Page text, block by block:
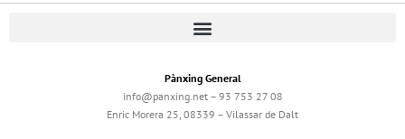
Pànxing General
info@panxing.net – 93 753 27 08
Enric Morera 25, 08339 – Vilassar de Dalt